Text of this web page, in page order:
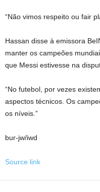
“Não vimos respeito ou fair
Hassan disse à emissora
manter os campeões
que Messi estivesse na
“No futebol, por vezes
aspectos técnicos. Os
os níveis.”
bur-jw/iwd
Source link